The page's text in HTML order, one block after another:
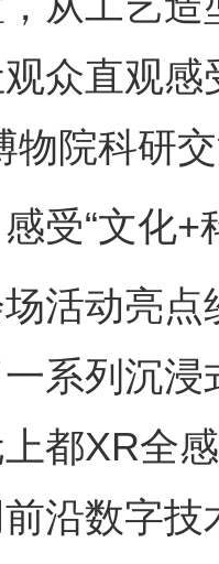
众直观
物院科研
“文化+
动亮点
系列沉
都XR全
沿数字